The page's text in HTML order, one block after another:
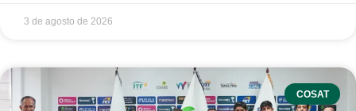
3 de agosto de 2026
COSAT